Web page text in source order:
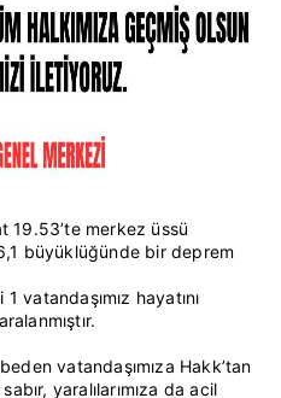
19.53’te merkez üssü
6,1 büyüklüğünde bir deprem
vatandaşımız hayatını
vatandaşımıza Hakk’tan
yaralılarımıza da acil